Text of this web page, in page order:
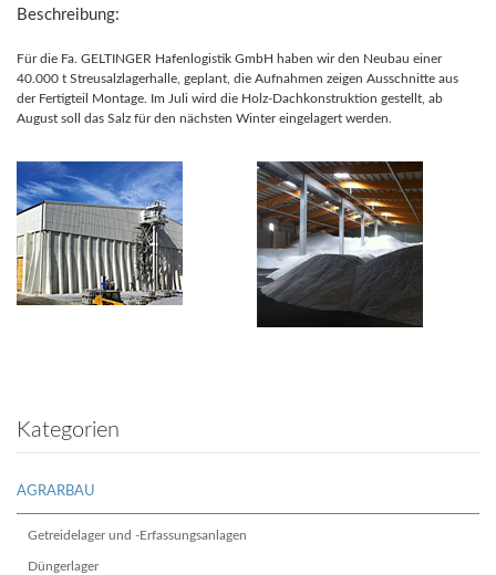
Beschreibung:
Für die Fa. GELTINGER Hafenlogistik GmbH haben wir den Neubau einer
40.000 t Streusalzlagerhalle, geplant, die Aufnahmen zeigen Ausschnitte aus
der Fertigteil Montage. Im Juli wird die Holz-Dachkonstruktion gestellt, ab
August soll das Salz für den nächsten Winter eingelagert werden.
Kategorien
AGRARBAU
Getreidelager und -Erfassungsanlagen
Düngerlager